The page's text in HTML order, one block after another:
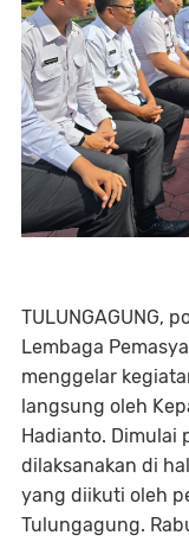
TULUNGAGUNG,
Lembaga
menggelar
langsung oleh
Hadianto. Dimulai
dilaksanakan di
yang diikuti oleh
Tulungagung.